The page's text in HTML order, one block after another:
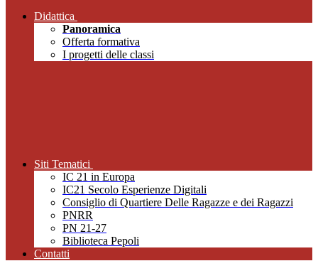
Didattica
Panoramica
Offerta formativa
I progetti delle classi
Siti Tematici
IC 21 in Europa
IC21 Secolo Esperienze Digitali
Consiglio di Quartiere Delle Ragazze e dei Ragazzi
PNRR
PN 21-27
Biblioteca Pepoli
Contatti